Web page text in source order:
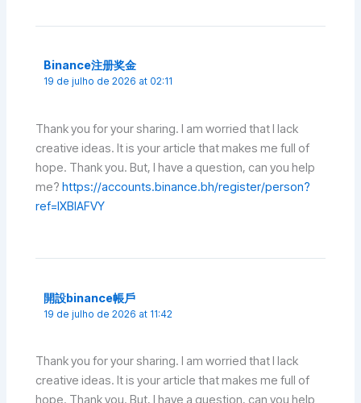
Binance注册奖金
19 de julho de 2026 at 02:11
Thank you for your sharing. I am worried that I lack
creative ideas. It is your article that makes me full of
hope. Thank you. But, I have a question, can you help
me?https://accounts.binance.bh/register/person?
ref=IXBIAFVY
開設binance帳戶
19 de julho de 2026 at 11:42
Thank you for your sharing. I am worried that I lack
creative ideas. It is your article that makes me full of
hope. Thank you. But, I have a question, can you help